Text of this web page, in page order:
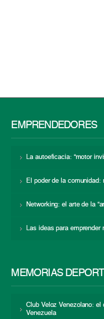
EMPRENDEDORES
La autoeficacia: “motor
El poder de la comunidad:
Networking: el arte de la
Las ideas para
MEMORIAS
Club Veloz Venezolano:
Venezuela